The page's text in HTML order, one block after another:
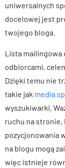
uniwersalnych
docelowej jest
twojego bloga.
Lista mailingowa
odbiorcami,
Dzięki temu nie
takie jak media
wyszukiwarki.
ruchu na
pozycjonowania
na blogu mogą
więc istnieje